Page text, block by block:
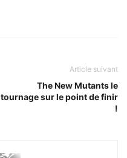
Article suivant
The New Mutants le
tournage sur le point de finir
!